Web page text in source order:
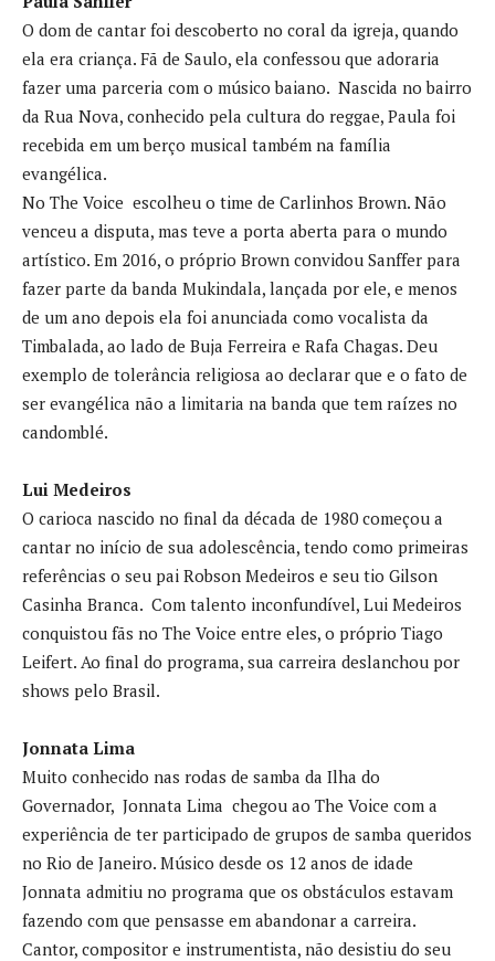
O dom de cantar foi descoberto no coral da igreja, quando
ela era criança. Fã de Saulo, ela confessou que adoraria
fazer uma parceria com o músico baiano. Nascida no bairro
da Rua Nova, conhecido pela cultura do reggae, Paula foi
recebida em um berço musical também na família
evangélica.
No The Voice escolheu o time de Carlinhos Brown. Não
venceu a disputa, mas teve a porta aberta para o mundo
artístico. Em 2016, o próprio Brown convidou Sanffer para
fazer parte da banda Mukindala, lançada por ele, e menos
de um ano depois ela foi anunciada como vocalista da
Timbalada, ao lado de Buja Ferreira e Rafa Chagas. Deu
exemplo de tolerância religiosa ao declarar que e o fato de
ser evangélica não a limitaria na banda que tem raízes no
candomblé.
Lui Medeiros
O carioca nascido no final da década de 1980 começou a
cantar no início de sua adolescência, tendo como primeiras
referências o seu pai Robson Medeiros e seu tio Gilson
Casinha Branca. Com talento inconfundível, Lui Medeiros
conquistou fãs no The Voice entre eles, o próprio Tiago
Leifert. Ao final do programa, sua carreira deslanchou por
shows pelo Brasil.
Jonnata Lima
Muito conhecido nas rodas de samba da Ilha do
Governador, Jonnata Lima chegou ao The Voice com a
experiência de ter participado de grupos de samba queridos
no Rio de Janeiro. Músico desde os 12 anos de idade
Jonnata admitiu no programa que os obstáculos estavam
fazendo com que pensasse em abandonar a carreira.
Cantor, compositor e instrumentista, não desistiu do seu